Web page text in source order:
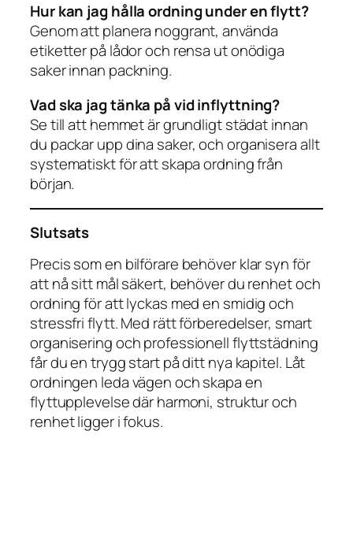
Hur kan jag hålla ordning under en flytt?
Genom att planera noggrant, använda
etiketter på lådor och rensa ut onödiga
saker innan packning.
Vad ska jag tänka på vid inflyttning?
Se till att hemmet är grundligt städat innan
du packar upp dina saker, och organisera allt
systematiskt för att skapa ordning från
början.
Slutsats
Precis som en bilförare behöver klar syn för
att nå sitt mål säkert, behöver du renhet och
ordning för att lyckas med en smidig och
stressfri flytt. Med rätt förberedelser, smart
organisering och professionell flyttstädning
får du en trygg start på ditt nya kapitel. Låt
ordningen leda vägen och skapa en
flyttupplevelse där harmoni, struktur och
renhet ligger i fokus.